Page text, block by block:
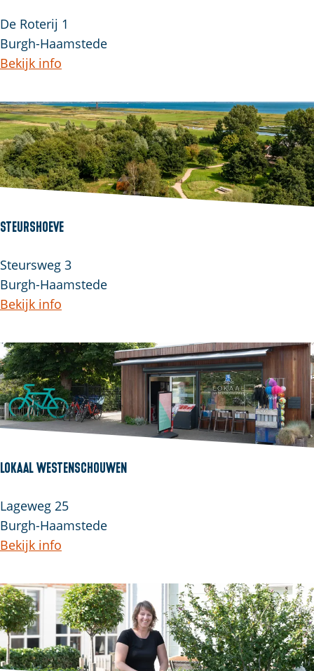
De Roterij 1
Burgh-Haamstede
Bekijk info
Steurshoeve
Steursweg 3
Burgh-Haamstede
Bekijk info
Lokaal Westenschouwen
Lageweg 25
Burgh-Haamstede
Bekijk info